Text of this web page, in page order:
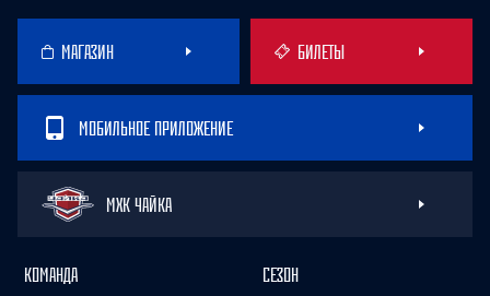
МАГАЗИН БИЛЕТЫ
МОБИЛЬНОЕ ПРИЛОЖЕНИЕ
МХК ЧАЙКА
КОМАНДА СЕЗОН